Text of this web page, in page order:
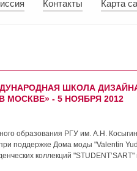
Контакты Карта
ШКОЛА ДИЗАЙНА
МОСКВЕ» - 5 НОЯБРЯ 2012
образования РГУ им. А.Н.
поддержке Дома моды "Valentin
коллекций